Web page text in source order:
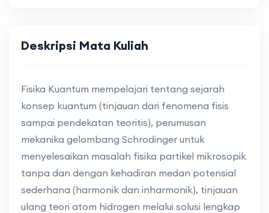
Deskripsi Mata Kuliah
Fisika Kuantum mempelajari tentang sejarah
konsep kuantum (tinjauan dari fenomena fisis
sampai pendekatan teoritis), perumusan
mekanika gelombang Schrodinger untuk
menyelesaikan masalah fisika partikel mikrosopik
tanpa dan dengan kehadiran medan potensial
sederhana (harmonik dan inharmonik), tinjauan
ulang teori atom hidrogen melalui solusi lengkap